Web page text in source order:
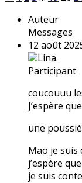
Auteur
Messages
12 août
Lina.
Participant
coucouuu
J’espère
une
Mao je suis
j’espère
je suis